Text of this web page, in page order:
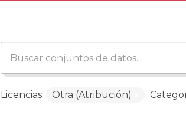
Licencias: Otra (Atribución)